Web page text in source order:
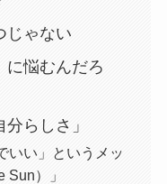
じゃない
に悩むんだろ
らしさ」
いい」というメッ
Sun）」